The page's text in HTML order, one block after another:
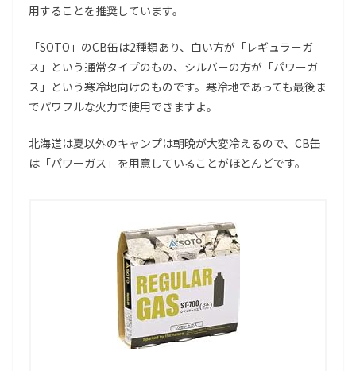
用することを推奨しています。
「SOTO」のCB缶は2種類あり、白い方が「レギュラーガ
ス」という通常タイプのもの、シルバーの方が「パワーガ
ス」という寒冷地向けのものです。寒冷地であっても最後ま
でパワフルな火力で使用できますよ。
北海道は夏以外のキャンプは朝晩が大変冷えるので、CB缶
は「パワーガス」を用意していることがほとんどです。